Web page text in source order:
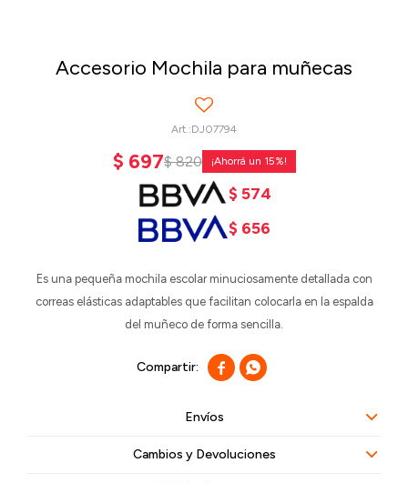
Accesorio Mochila para muñecas
DJ07794
$ 697$ 820 15
$ 574
$ 656
Es una pequeña mochila escolar minuciosamente detallada con
correas elásticas adaptables que facilitan colocarla en la espalda
del muñeco de forma sencilla.
 
Envíos
Cambios y Devoluciones